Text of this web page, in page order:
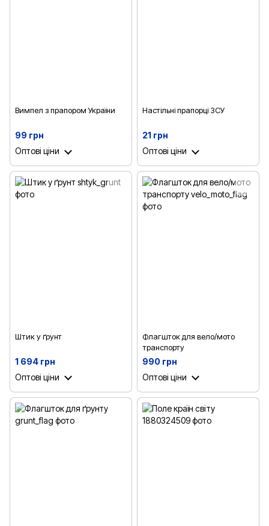
Вимпел з прапором України
99 грн
Оптові ціни
Настільні прапорці ЗСУ
21 грн
Оптові ціни
Штик у ґрунт
1 694 грн
Оптові ціни
Флагшток для вело/мото
транспорту
990 грн
Оптові ціни